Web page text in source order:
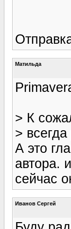
Матильда
> К
>
А это
автора.
сейчас
Иванов Сергей